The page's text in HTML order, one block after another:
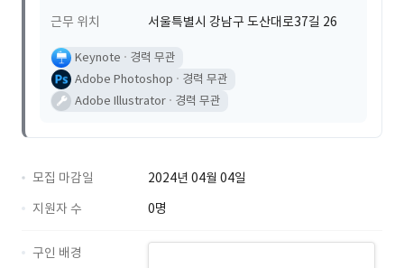
근무 위치
서울특별시 강남구 도산대로37길 26
Keynote
경력 무관
Adobe Photoshop
경력 무관
Adobe Illustrator
경력 무관
모집 마감일
2024년 04월 04일
지원자 수
0명
구인 배경